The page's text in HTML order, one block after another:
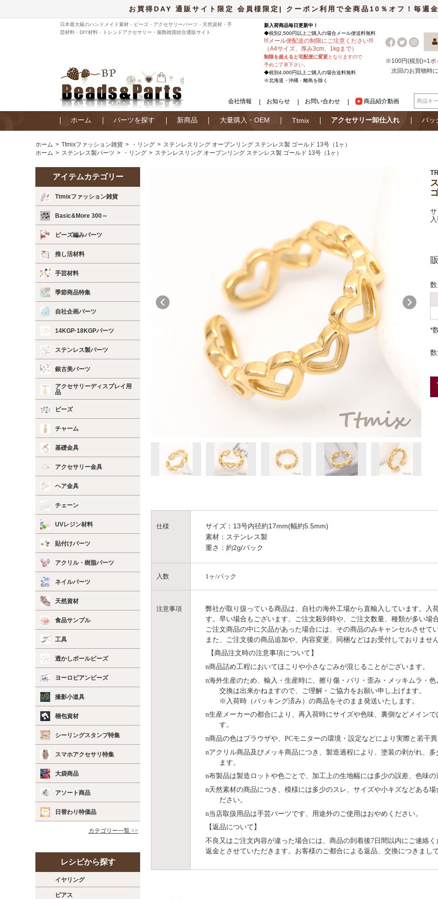
お買得DAY 通販サイト限定 会員様限定| クーポン利用で全商品10％オフ！毎
日本最大級のハンドメイド素材・ビーズ・アクセサリーパーツ・天然資材・手
芸材料・DIY材料・トレンドアクセサリー・服飾雑貨総合通販サイト
新入荷商品毎日更新中！
◆税別2,500円以上ご購入の場合 メール便送料無料
!!!メール便配送の制限にご注意ください!!!
（A4サイズ、厚み3cm、1kgまで）
制限を超えると宅配便に変更となりますので
予めご了承下さい。
◆税別4,000円以上ご購入の場合送料無料
※北海道・沖縄・離島を除く
※100円(税別)=1ポ
次回のお買物時
会社情報 お知らせ お問い合わせ 商品紹介動画
ホーム パーツを探す 新商品 大量購入・OEM Ttmix アクセサリー卸仕入れ バッ
ホーム Ttmixファッション雑貨 ・リング
ステンレスリング オープンリング ステンレス製 ゴールド 13号（1ヶ）
ホーム
ステンレス製パーツ ・リング ステンレスリング オープンリング ステンレス製 ゴールド 13号（1ヶ）
アイテムカテゴリー
Ttmixファッション雑貨
Basic&More 300～
ビーズ編みパーツ
推し活材料
手芸材料
季節商品特集
自社企画パーツ
14KGP·18KGPパーツ
ステンレス製パーツ
銀古美パーツ
アクセサリーディスプレイ用
品
ビーズ
チャーム
基礎金具
アクセサリー金具
ヘア金具
チェーン
UVレジン材料
貼付けパーツ
アクリル・樹脂パーツ
ネイルパーツ
天然資材
食品サンプル
工具
透かしボールビーズ
ヨーロピアンビーズ
撮影小道具
梱包資材
シーリングスタンプ特集
スマホアクセサリ特集
大袋商品
アソート商品
日替わり特価品
カテゴリー一覧 >>
レシピから探す
イヤリング
ピアス
*
仕様
サイズ：13号内径約17mm(幅約5.5mm)
素材：ステンレス製
重さ：約2g/パック
入数 1ヶ/パック
注意事項 弊社が取り扱っている商品は、自社の海外工場から直輸入しています。入
す。早い場合もございます。ご注文殺到時や、ご注文数量、種類が多い場
ご注文商品の中に欠品があった場合には、その商品のみキャンセルさせて
また、ご注文後の商品追加や、内容変更、同梱などはお受付しておりません
【商品注文時の注意事項について】
n商品詰め⼯程においてほこりや⼩さなごみが混じることがございます。
n海外⽣産のため、輸⼊・⽣産時に、擦り傷・バリ・歪み・メッキムラ・
交換は出来かねますので、ご理解・ご協⼒をお願い申し上げます。
※⼊荷時（パッキング済み）の商品をそのまま発送いたします。
n⽣産メーカーの都合により、再⼊荷時にサイズや⾊味、裏側などメイン
す。
n商品の⾊はブラウザや、PCモニターの環境・設定などにより実際と若⼲異
nアクリル商品及びメッキ商品につき、製造過程により、塗装の剥がれ、
ます。
n布製品は製造ロットや色ごとで、加工上の生地幅には多少の誤差、色味
n天然素材の商品につき、模様には多少のスレ、サイズや小キズなどある
ださい。
n当店取扱用品は⼿芸パーツです、⽤途外のご使⽤はおやめください。
【返品について】
不良又はご注文内容が違った場合には、商品の到着後7日間以内にご連絡
返金とさせていただきます。お客様のご都合による返品、交換につきまし